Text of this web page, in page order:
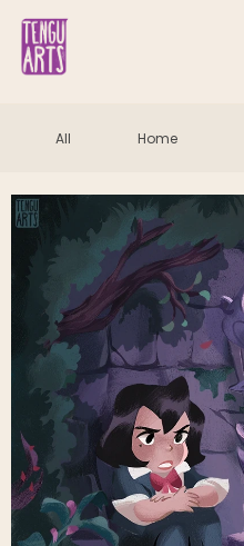
All Home